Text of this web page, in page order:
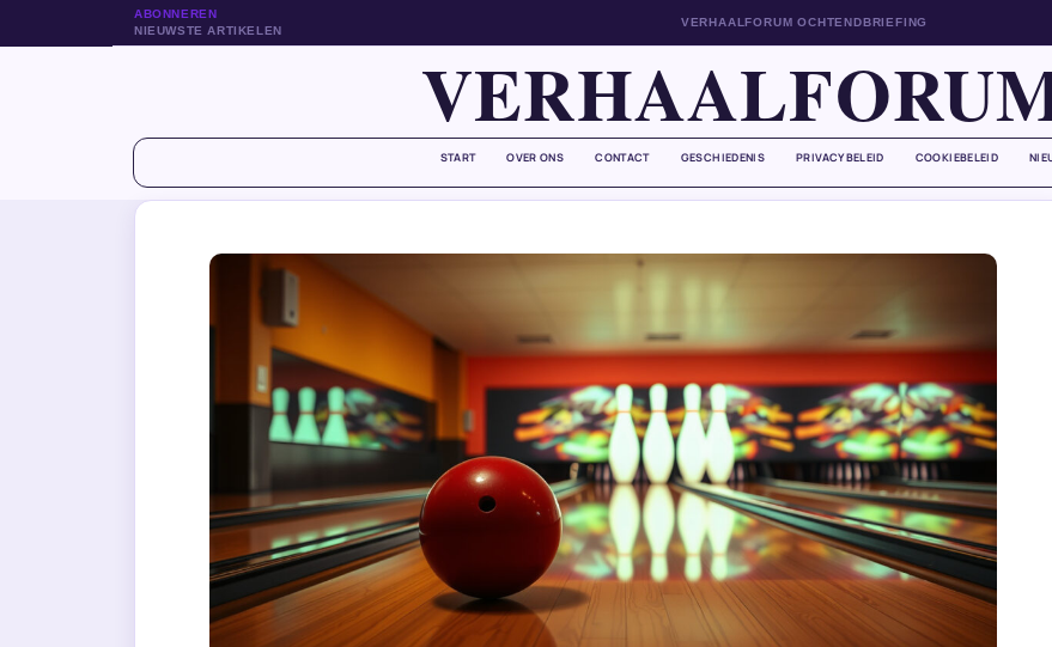
ABONNEREN
NIEUWSTE ARTIKELEN
VERHAALFORUM OCHTENDBRIEFING
START OVER ONS CONTACT GESCHIEDENIS PRIVACYBELEID COOKIEBELEID